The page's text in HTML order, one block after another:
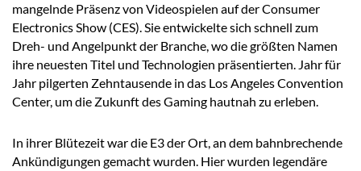
mangelnde Präsenz von Videospielen auf der Consumer
Electronics Show (CES). Sie entwickelte sich schnell zum
Dreh- und Angelpunkt der Branche, wo die größten Namen
ihre neuesten Titel und Technologien präsentierten. Jahr für
Jahr pilgerten Zehntausende in das Los Angeles Convention
Center, um die Zukunft des Gaming hautnah zu erleben.
In ihrer Blütezeit war die E3 der Ort, an dem bahnbrechende
Ankündigungen gemacht wurden. Hier wurden legendäre